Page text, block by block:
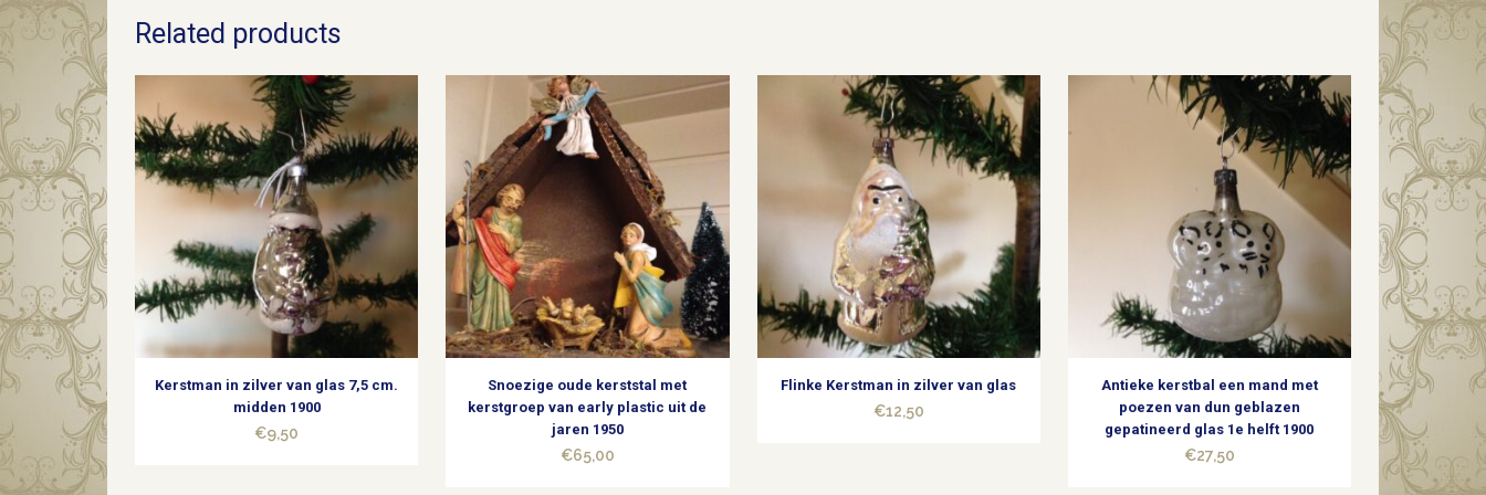
Related products
Kerstman in zilver van glas 7,5 cm.
midden 1900
€9,50
Snoezige oude kerststal met
kerstgroep van early plastic uit de
jaren 1950
€65,00
Flinke Kerstman in zilver van glas
€12,50
Antieke kerstbal een mand met
poezen van dun geblazen
gepatineerd glas 1e helft 1900
€27,50